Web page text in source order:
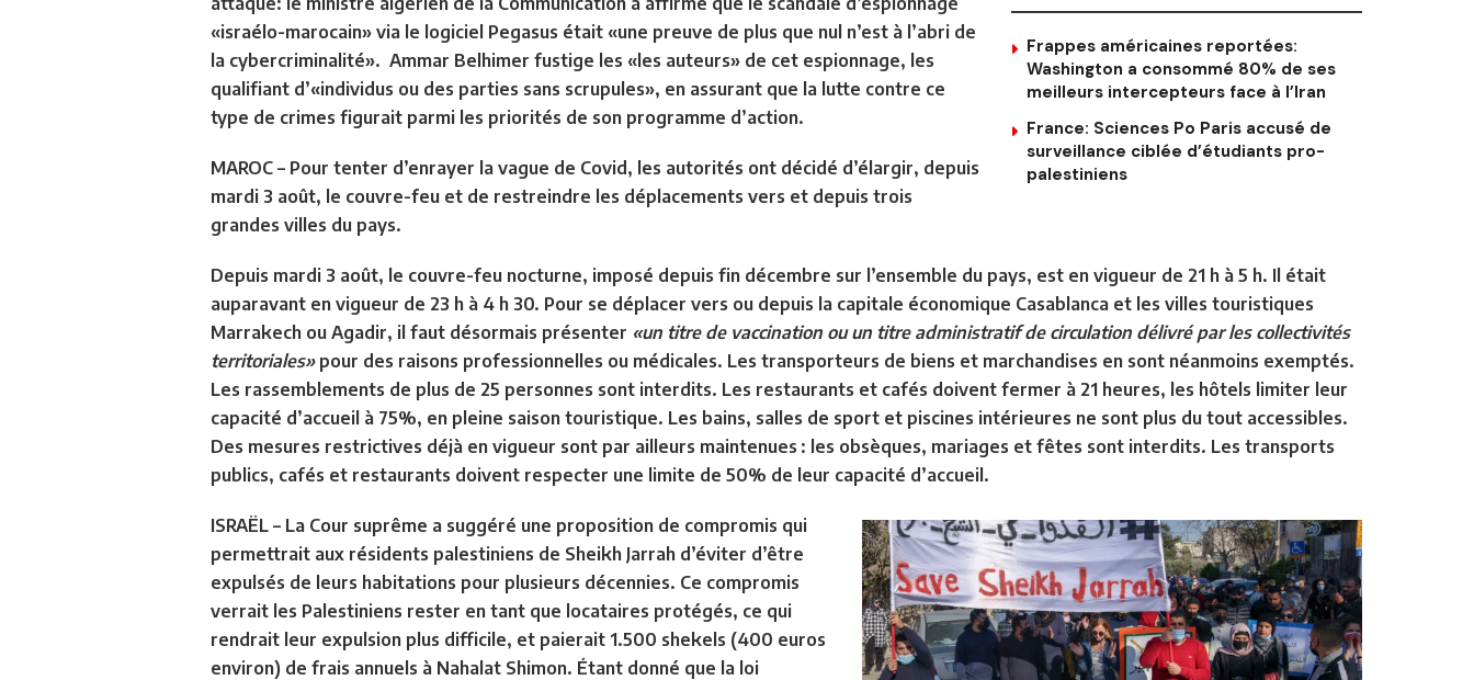
Frappes américaines reportées:
Washington a consommé 80% de ses
meilleurs intercepteurs face à l’Iran
France: Sciences Po Paris accusé de
surveillance ciblée d’étudiants pro-
palestiniens
«israélo-marocain» via le logiciel Pegasus était «une preuve de plus que nul n’est à l’abri de
la cybercriminalité». Ammar Belhimer fustige les «les auteurs» de cet espionnage, les
qualifiant d’«individus ou des parties sans scrupules», en assurant que la lutte contre ce
type de crimes figurait parmi les priorités de son programme d’action.
MAROC – Pour tenter d’enrayer la vague de Covid, les autorités ont décidé d’élargir, depuis
mardi 3 août, le couvre-feu et de restreindre les déplacements vers et depuis trois
grandes villes du pays.
Depuis mardi 3 août, le couvre-feu nocturne, imposé depuis fin décembre sur l’ensemble du pays, est en vigueur de 21 h à 5 h. Il était
auparavant en vigueur de 23 h à 4 h 30. Pour se déplacer vers ou depuis la capitale économique Casablanca et les villes touristiques
Marrakech ou Agadir, il faut désormais présenter «un titre de vaccination ou un titre administratif de circulation délivré par les collectivités
territoriales»pour des raisons professionnelles ou médicales. Les transporteurs de biens et marchandises en sont néanmoins exemptés.
Les rassemblements de plus de 25 personnes sont interdits. Les restaurants et cafés doivent fermer à 21 heures, les hôtels limiter leur
capacité d’accueil à 75%, en pleine saison touristique. Les bains, salles de sport et piscines intérieures ne sont plus du tout accessibles.
Des mesures restrictives déjà en vigueur sont par ailleurs maintenues : les obsèques, mariages et fêtes sont interdits. Les transports
publics, cafés et restaurants doivent respecter une limite de 50% de leur capacité d’accueil.
ISRAËL – La Cour suprême a suggéré une proposition de compromis qui
permettrait aux résidents palestiniens de Sheikh Jarrah d’éviter d’être
expulsés de leurs habitations pour plusieurs décennies. Ce compromis
verrait les Palestiniens rester en tant que locataires protégés, ce qui
rendrait leur expulsion plus difficile, et paierait 1.500 shekels (400 euros
environ) de frais annuels à Nahalat Shimon. Étant donné que la loi